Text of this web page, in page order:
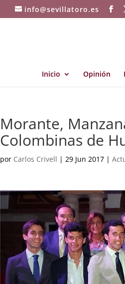
info@sevillatoro.es
Inicio Opinión
Morante,
Colombinas de
por Carlos Crivell | 29 Jun 2017 |